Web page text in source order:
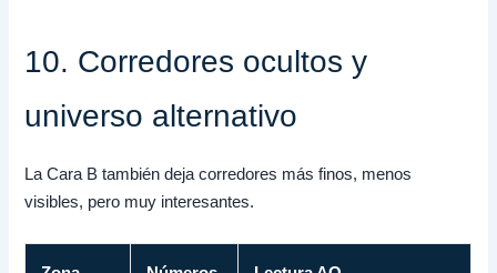
10. Corredores ocultos y
universo alternativo
La Cara B también deja corredores más finos, menos
visibles, pero muy interesantes.